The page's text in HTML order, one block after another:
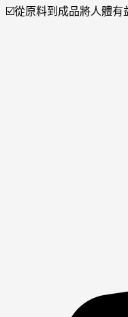
☑️從原料到成品將人體有